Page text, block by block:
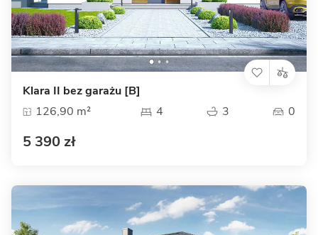
Klara II bez garażu [B]
126,90 m²
4 3 0
5 390 zł